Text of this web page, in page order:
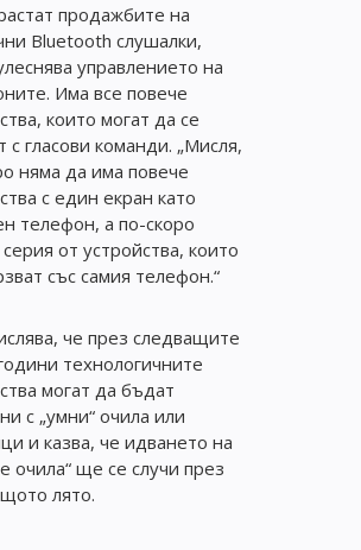
продажбите на
Bluetooth слушалки,
управлението на
Има все повече
които могат да се
с гласови команди. „Мисля,
няма да има повече
с един екран като
телефон, а по-скоро
от устройства, които
със самия телефон.“
че през следващите
технологичните
могат да бъдат
с „умни“ очила или
и казва, че идването на
очила“ ще се случи през
лято.